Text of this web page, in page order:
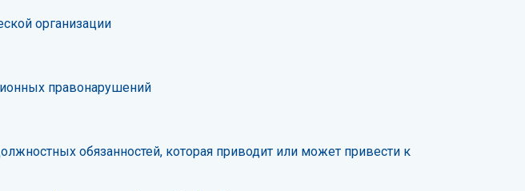
организации
правонарушений
обязанностей, которая приводит или может привести к